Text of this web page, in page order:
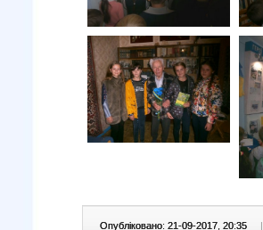
Опубліковано: 21-09-2017, 20:35 |